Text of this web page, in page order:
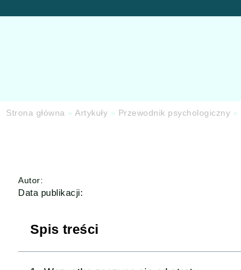
Strona główna » Artykuły » Przewodnik psychologiczny »
Autor:
Data publikacji:
Spis treści